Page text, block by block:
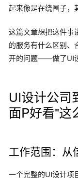
起来像是在绕圈子，
这篇文章想把这件事
的服务有什么区别、
开的问题——做了UI
UI设计公司
面P好看"这
工作范围：从
一个完整的UI设计项